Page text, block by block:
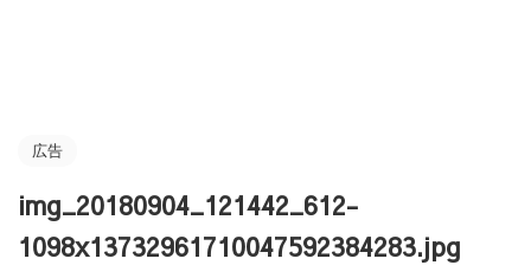
広告
img_20180904_121442_612-
1098x13732961710047592384283.jpg